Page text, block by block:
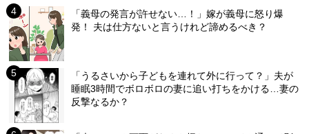
「義母の発言が許せない…！」嫁が義母に怒り爆
発！ 夫は仕方ないと言うけれど諦めるべき？
「うるさいから子どもを連れて外に行って？」夫が
睡眠3時間でボロボロの妻に追い打ちをかける…妻の
反撃なるか？